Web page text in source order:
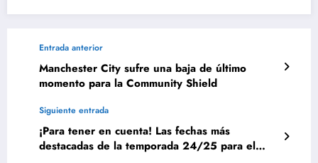
Entrada anterior
Manchester City sufre una baja de último
momento para la Community Shield
Siguiente entrada
¡Para tener en cuenta! Las fechas más
destacadas de la temporada 24/25 para el